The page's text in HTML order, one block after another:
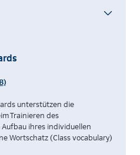
unterstützen die
Trainieren des
ihres individuellen
Wortschatz (Class vocabulary)